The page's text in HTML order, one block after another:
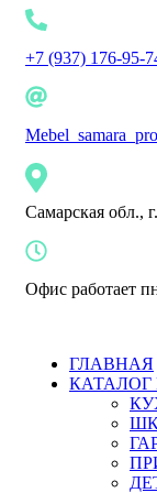
+7 (937) 176-95-
Самарская
Офис работает
ГЛАВНАЯ
КАТАЛОГ